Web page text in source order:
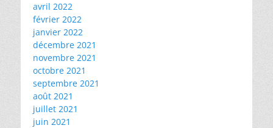
avril 2022
février 2022
janvier 2022
décembre 2021
novembre 2021
octobre 2021
septembre 2021
août 2021
juillet 2021
juin 2021